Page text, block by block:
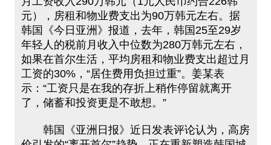
元），房租和物业费支出为90万韩元左右。据
韩国《今日亚洲》报道，去年，韩国25至29岁
年轻人的税前月收入中位数为280万韩元左右，
如果在首尔生活，平均房租和物业费支出超过月
工资的30%，“居住费用负担过重”。姜某表
示：“工资只是在我的存折上稍作停留就离开
了，储蓄和投资更是不敢想。”
韩国《亚洲日报》近日发表评论认为，高房